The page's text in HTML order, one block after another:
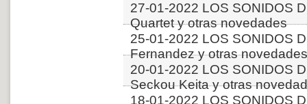
27-01-2022 LOS SONIDOS
Quartet y otras novedades
25-01-2022 LOS SONIDOS
Fernandez y otras novedades
20-01-2022 LOS SONIDOS
Seckou Keita y otras
18-01-2022 LOS SONIDOS